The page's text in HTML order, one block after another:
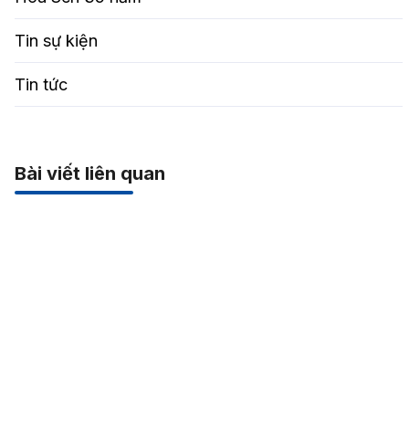
Tin sự kiện
Tin tức
Bài viết liên quan